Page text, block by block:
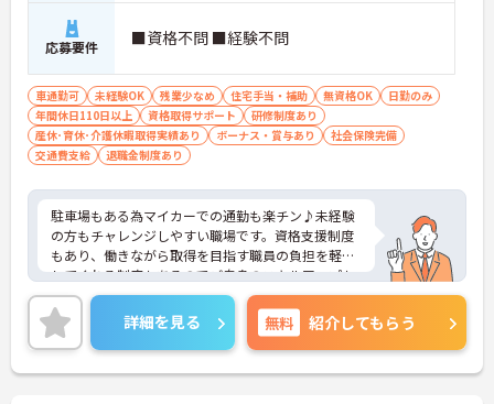
応募要件 ■資格不問 ■経験不問
車通勤可 未経験OK 残業少なめ 住宅手当・補助 無資格OK
日勤のみ
年間休日110日以上
資格取得サポート
研修制度あり
産休･育休･介護休暇取得実績あり
ボーナス・賞与あり
社会保険完備
交通費支給
退職金制度あり
駐車場もある為マイカーでの通勤も楽チン♪未経験
の方もチャレンジしやすい職場です。資格支援制度
もあり、働きながら取得を目指す職員の負担を軽減
してくれる制度もあるのでご自身のスキルアップも
できます！こちらの求人にご興味がございましたら
面接のポイントもお伝えしますので是非ご応募お待
ちしております。
詳細を見る 無料 紹介してもらう